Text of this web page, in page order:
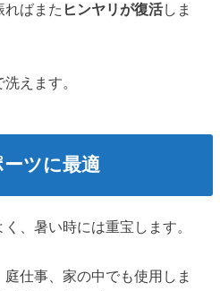
ればまた ヒンヤリが復活しま
えます。
ツに最適
、暑い時には重宝します。
仕事、家の中でも使用しま